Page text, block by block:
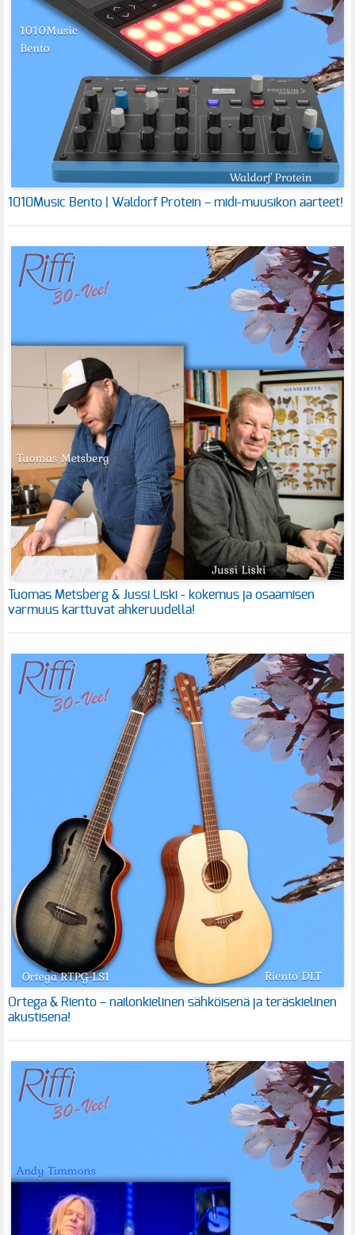
1010Music Bento | Waldorf Protein – midi-muusikon aarteet!
Tuomas Metsberg & Jussi Liski - kokemus ja osaamisen
varmuus karttuvat ahkeruudella!
Ortega & Riento – nailonkielinen sähköisenä ja teräskielinen
akustisena!